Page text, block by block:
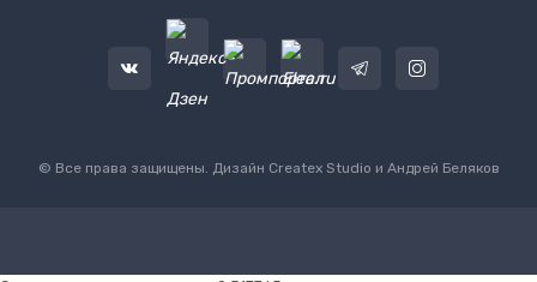
© Все права защищены. Дизайн Createx Studio и Андрей Беляков